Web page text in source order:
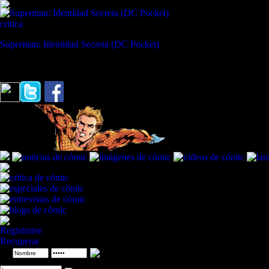
critica
Superman: Identidad Secreta (DC Pocket)
Registrarse
Recuperar